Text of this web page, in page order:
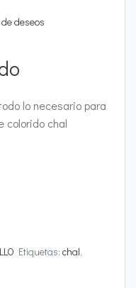
deseos
lo necesario para
colorido chal
Etiquetas: chal,